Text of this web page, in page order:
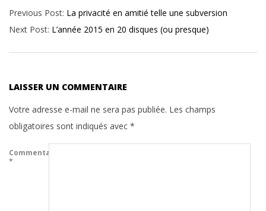
02-
28
Previous Post: La privacité en amitié telle une subversion
Next Post: L’année 2015 en 20 disques (ou presque)
LAISSER UN COMMENTAIRE
Votre adresse e-mail ne sera pas publiée. Les champs
obligatoires sont indiqués avec *
Commentaire
*